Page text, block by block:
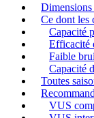
Dimensions
Ce dont les
Capacité
Efficacité
Faible
Capacité
Toutes
VUS